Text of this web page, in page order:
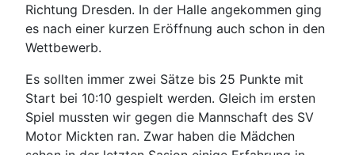
Richtung Dresden. In der Halle angekommen ging
es nach einer kurzen Eröffnung auch schon in den
Wettbewerb.
Es sollten immer zwei Sätze bis 25 Punkte mit
Start bei 10:10 gespielt werden. Gleich im ersten
Spiel mussten wir gegen die Mannschaft des SV
Motor Mickten ran. Zwar haben die Mädchen